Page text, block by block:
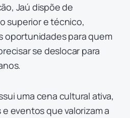
Jaú dispõe de
superior e técnico,
oportunidades para quem
se deslocar para
uma cena cultural ativa,
eventos que valorizam a